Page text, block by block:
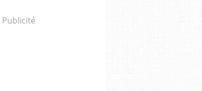
Publicité